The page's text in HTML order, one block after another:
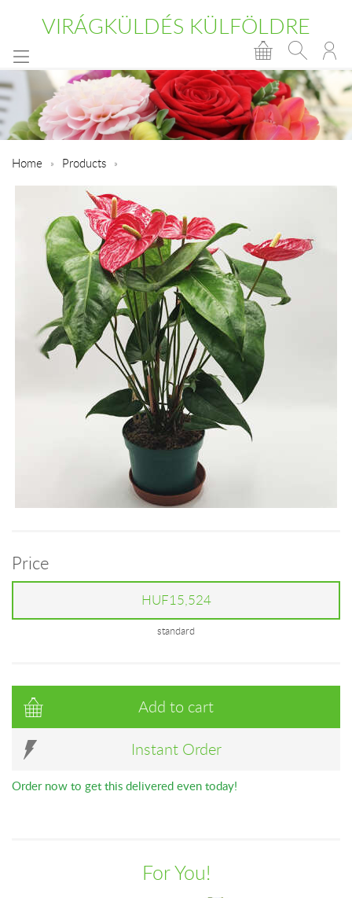
VIRÁGKÜLDÉS KÜLFÖLDRE
Home Products
Price
HUF15,524
standard
Add to cart
Instant Order
Order now to get this delivered even today!
For You!